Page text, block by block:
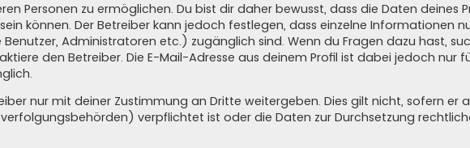
Personen zu ermöglichen. Du bist dir daher bewusst, dass die Daten deines
können. Der Betreiber kann jedoch festlegen, dass einzelne Informationen
Administratoren etc.) zugänglich sind. Wenn du Fragen dazu hast,
den Betreiber. Die E-Mail-Adresse aus deinem Profil ist dabei jedoch nur
nur mit deiner Zustimmung an Dritte weitergeben. Dies gilt nicht, sofern er
verpflichtet ist oder die Daten zur Durchsetzung